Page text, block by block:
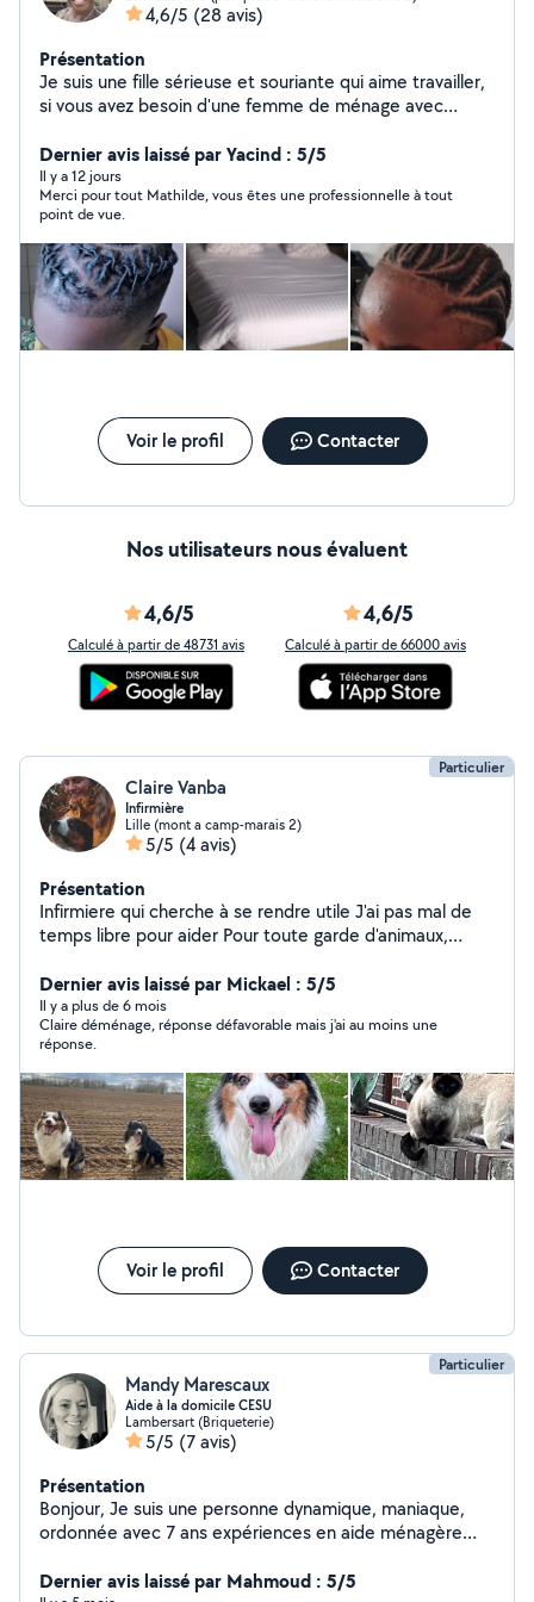
4,6/5 (28 avis)
Présentation
Je suis une fille sérieuse et souriante qui aime travailler,
si vous avez besoin d'une femme de ménage avec
votre disposition merci cordialement
Dernier avis laissé par Yacind : 5/5
Il y a 12 jours
Merci pour tout Mathilde, vous êtes une professionnelle à tout
point de vue.
Voir le profil Contacter
Nos utilisateurs nous évaluent
4,6/5
Calculé à partir de 48731 avis
4,6/5
Calculé à partir de 66000 avis
Particulier
Claire Vanba
Infirmière
Lille (mont a camp-marais 2)
5/5 (4 avis)
Présentation
Infirmiere qui cherche à se rendre utile J'ai pas mal de
temps libre pour aider Pour toute garde d'animaux,
à votre domicile sauf si mon second chien est absent Je
peux également m'occuper de vos petits bouts de
choux pour certaines occasions (je suis titulaire du BAFA
ainsi que formatrice et anime des colonies de vacances)
Dernier avis laissé par Mickael : 5/5
Il y a plus de 6 mois
Claire déménage, réponse défavorable mais j'ai au moins une
réponse.
Voir le profil Contacter
Particulier
Mandy Marescaux
Aide à la domicile CESU
Lambersart (Briqueterie)
5/5 (7 avis)
Présentation
Bonjour, Je suis une personne dynamique, maniaque,
ordonnée avec 7 ans expériences en aide ménagère
bnb . Je repassage aussi à mon domicile . Secteur
Dernier avis laissé par Mahmoud : 5/5